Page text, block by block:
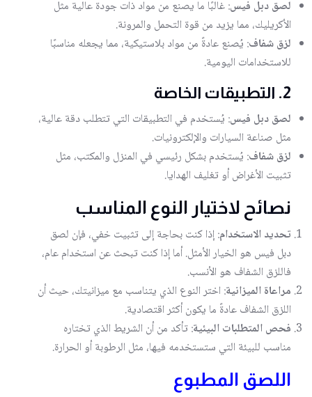
لصق دبل فيس: غالبًا ما يصنع من مواد ذات جودة عالية مثل
الأكريليك، مما يزيد من قوة التحمل والمرونة.
لزق شفاف: يُصنع عادةً من مواد بلاستيكية، مما يجعله مناسبًا
للاستخدامات اليومية.
2. التطبيقات الخاصة
لصق دبل فيس: يُستخدم في التطبيقات التي تتطلب دقة عالية،
مثل صناعة السيارات والإلكترونيات.
لزق شفاف: يُستخدم بشكل رئيسي في المنزل والمكتب، مثل
تثبيت الأغراض أو تغليف الهدايا.
نصائح لاختيار النوع المناسب
تحديد الاستخدام: إذا كنت بحاجة إلى تثبيت خفي، فإن لصق
دبل فيس هو الخيار الأمثل. أما إذا كنت تبحث عن استخدام عام،
فاللزق الشفاف هو الأنسب.
مراعاة الميزانية: اختر النوع الذي يتناسب مع ميزانيتك، حيث أن
اللزق الشفاف عادةً ما يكون أكثر اقتصادية.
فحص المتطلبات البيئية: تأكد من أن الشريط الذي تختاره
مناسب للبيئة التي ستستخدمه فيها، مثل الرطوبة أو الحرارة.
اللصق المطبوع